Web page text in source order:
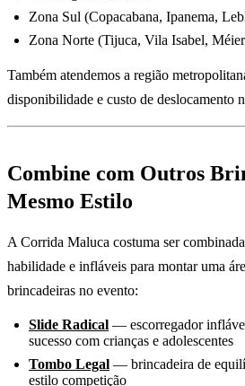
Zona Sul (Copacabana, Ipanema,
Zona Norte (Tijuca, Vila Isabel,
Também atendemos a região
disponibilidade e custo de deslocamento
Combine com Outros
Mesmo Estilo
A Corrida Maluca costuma ser
habilidade e infláveis para montar uma
brincadeiras no evento:
Slide Radical — escorregador
sucesso com crianças e adolescentes
Tombo Legal — brincadeira de
estilo competição